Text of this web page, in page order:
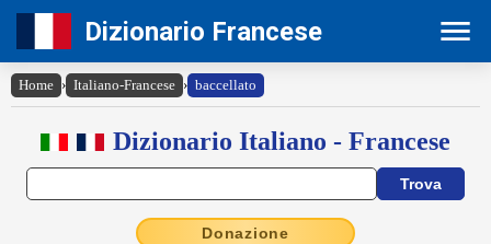
Dizionario Francese
Home › Italiano-Francese › baccellato
Dizionario Italiano - Francese
Donazione